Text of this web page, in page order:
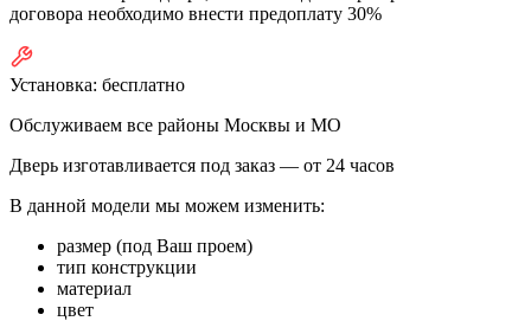
договора необходимо внести предоплату 30%
Установка: бесплатно
Обслуживаем все районы Москвы и МО
Дверь изготавливается под заказ — от 24 часов
В данной модели мы можем изменить:
размер (под Ваш проем)
тип конструкции
материал
цвет